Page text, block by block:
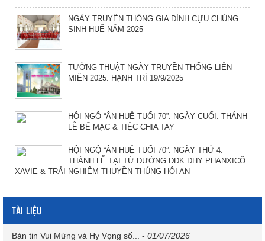
NGÀY TRUYỀN THỐNG GIA ĐÌNH CỰU CHỦNG
SINH HUẾ NĂM 2025
TƯỜNG THUẬT NGÀY TRUYỀN THỐNG LIÊN
MIỀN 2025. HẠNH TRÍ 19/9/2025
HỘI NGỘ “ÂN HUỆ TUỔI 70”. NGÀY CUỐI: THÁNH
LỄ BẾ MẠC & TIỆC CHIA TAY
HỘI NGỘ “ÂN HUỆ TUỔI 70”. NGÀY THỨ 4:
THÁNH LỄ TẠI TỪ ĐƯỜNG ĐĐK ĐHY PHANXICÔ
XAVIE & TRẢI NGHIỆM THUYỀN THÚNG HỘI AN
TÀI LIỆU
Bản tin Vui Mừng và Hy Vọng số... - 01/07/2026